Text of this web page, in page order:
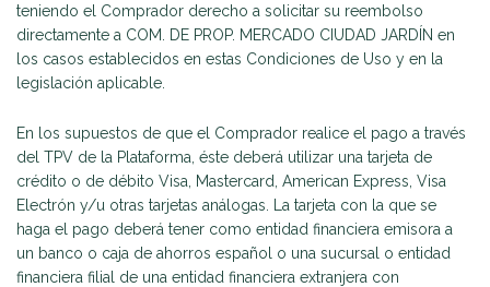
teniendo el Comprador derecho a solicitar su reembolso
directamente a COM. DE PROP. MERCADO CIUDAD JARDÍN en
los casos establecidos en estas Condiciones de Uso y en la
legislación aplicable.
En los supuestos de que el Comprador realice el pago a través
del TPV de la Plataforma, éste deberá utilizar una tarjeta de
crédito o de débito Visa, Mastercard, American Express, Visa
Electrón y/u otras tarjetas análogas. La tarjeta con la que se
haga el pago deberá tener como entidad financiera emisora a
un banco o caja de ahorros español o una sucursal o entidad
financiera filial de una entidad financiera extranjera con